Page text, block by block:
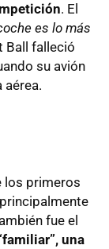
. El
es lo más
Ball falleció
su avión
aérea.
los primeros
fue el
una